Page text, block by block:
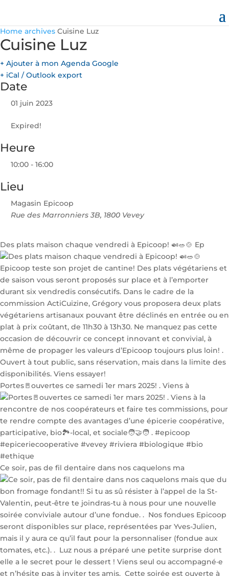
Home archives Cuisine Luz
Cuisine Luz
+ Ajouter à mon Agenda Google
+ iCal / Outlook export
Date
01 juin 2023
Expired!
Heure
10:00 - 16:00
Lieu
Magasin Epicoop
Rue des Marronniers 3B, 1800 Vevey
Des plats maison chaque vendredi à Epicoop! 🍛🥗🍲 Ep
Portes🚪ouvertes ce samedi 1er mars 2025! . Viens à
Ce soir, pas de fil dentaire dans nos caquelons ma